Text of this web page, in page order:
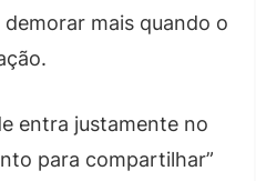
mais quando o
entra justamente no
para compartilhar”